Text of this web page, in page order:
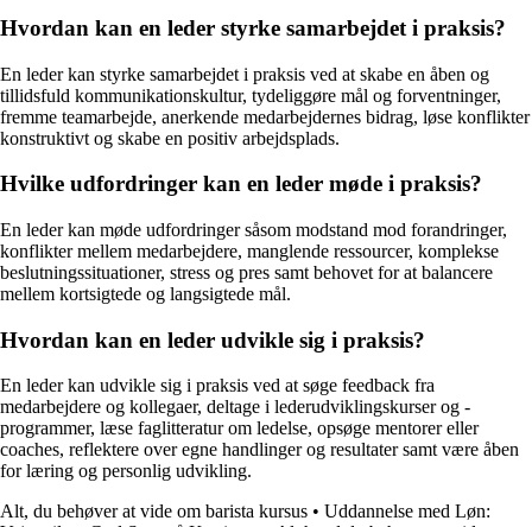
Hvordan kan en leder styrke samarbejdet i praksis?
En leder kan styrke samarbejdet i praksis ved at skabe en åben og
tillidsfuld kommunikationskultur, tydeliggøre mål og forventninger,
fremme teamarbejde, anerkende medarbejdernes bidrag, løse konflikter
konstruktivt og skabe en positiv arbejdsplads.
Hvilke udfordringer kan en leder møde i praksis?
En leder kan møde udfordringer såsom modstand mod forandringer,
konflikter mellem medarbejdere, manglende ressourcer, komplekse
beslutningssituationer, stress og pres samt behovet for at balancere
mellem kortsigtede og langsigtede mål.
Hvordan kan en leder udvikle sig i praksis?
En leder kan udvikle sig i praksis ved at søge feedback fra
medarbejdere og kollegaer, deltage i lederudviklingskurser og -
programmer, læse faglitteratur om ledelse, opsøge mentorer eller
coaches, reflektere over egne handlinger og resultater samt være åben
for læring og personlig udvikling.
Alt, du behøver at vide om barista kursus • Uddannelse med Løn: